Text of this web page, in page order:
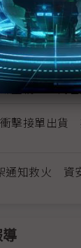
臨重構 AI代
擊接單出貨
通知救火 資
導